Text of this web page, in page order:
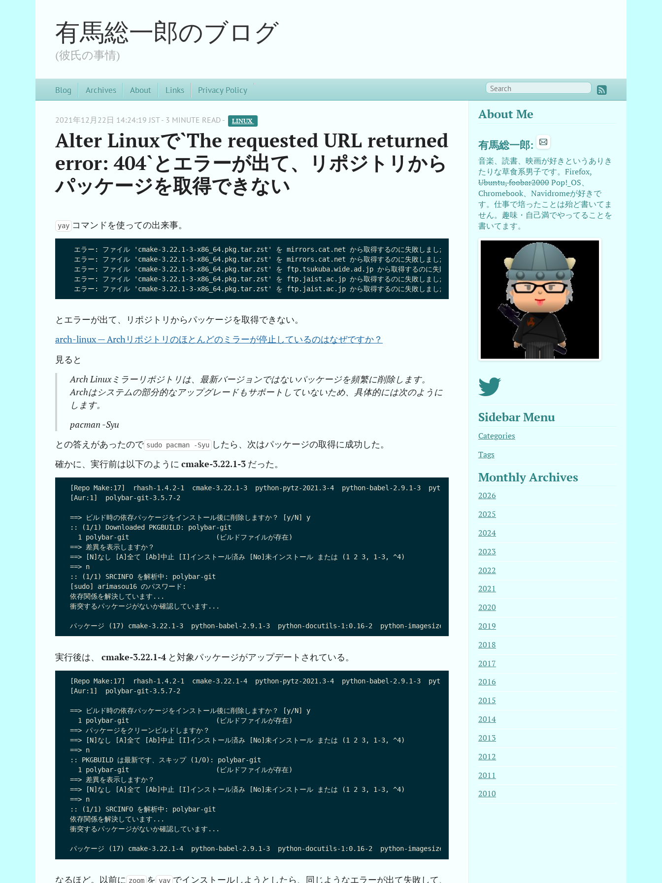
有馬総一郎のブログ
(彼氏の事情)
Blog Archives About Links Privacy Policy
2021年12月22日 14:24:19 JST - 3 MINUTE READ - LINUX
Alter Linuxで`The requested URL returned
error: 404`とエラーが出て、リポジトリから
パッケージを取得できない
yay コマンドを使っての出来事。
エラー: ファイル 'cmake-3.22.1-3-x86_64.pkg.tar.zst' を mirrors.cat.net から取得するのに失敗しました : The requested URL returned error: 404
エラー: ファイル 'cmake-3.22.1-3-x86_64.pkg.tar.zst' を mirrors.cat.net から取得するのに失敗しました : The requested URL returned error: 404
エラー: ファイル 'cmake-3.22.1-3-x86_64.pkg.tar.zst' を ftp.tsukuba.wide.ad.jp から取得するのに失敗しました : The requested URL returned error: 404
エラー: ファイル 'cmake-3.22.1-3-x86_64.pkg.tar.zst' を ftp.jaist.ac.jp から取得するのに失敗しました : The requested URL returned error: 404
とエラーが出て、リポジトリからパッケージを取得できない。
arch-linux — Archリポジトリのほとんどのミラーが停止しているのはなぜですか？
見ると
Arch Linuxミラーリポジトリは、最新バージョンではないパッケージを頻繁に削除します。
Archはシステムの部分的なアップグレードもサポートしていないため、具体的には次のように
します。
pacman -Syu
との答えがあったので sudo pacman -Syu したら、次はパッケージの取得に成功した。
確かに、実行前は以下のように cmake-3.22.1-3 だった。
[Repo Make:17]  rhash-1.4.2-1  cmake-3.22.1-3  python-pytz-2021.3-4  python-babel-2.9.1-3  python-docutils-1:0.16-2  python-imagesize-1.3.0-3
[Aur:1]  polybar-git-3.5.7-2
==> ビルド時の依存パッケージをインストール後に削除しますか？ [y/N] y
:: (1/1) Downloaded PKGBUILD: polybar-git
  1 polybar-git                      (ビルドファイルが存在)
==> 差異を表示しますか？
==> [N]なし [A]全て [Ab]中止 [I]インストール済み [No]未インストール または (1 2 3, 1-3, ^4)
==> n
:: (1/1) SRCINFO を解析中: polybar-git
[sudo] arimasou16 のパスワード:
依存関係を解決しています...
衝突するパッケージがないか確認しています...
実行後は、 cmake-3.22.1-4 と対象パッケージがアップデートされている。
[Repo Make:17]  rhash-1.4.2-1  cmake-3.22.1-4  python-pytz-2021.3-4  python-babel-2.9.1-3  python-docutils-1:0.16-2  python-imagesize-1.3.0-3
[Aur:1]  polybar-git-3.5.7-2
==> ビルド時の依存パッケージをインストール後に削除しますか？ [y/N] y
  1 polybar-git                      (ビルドファイルが存在)
==> パッケージをクリーンビルドしますか？
==> [N]なし [A]全て [Ab]中止 [I]インストール済み [No]未インストール または (1 2 3, 1-3, ^4)
==> n
:: PKGBUILD は最新です、スキップ (1/0): polybar-git
  1 polybar-git                      (ビルドファイルが存在)
==> 差異を表示しますか？
==> [N]なし [A]全て [Ab]中止 [I]インストール済み [No]未インストール または (1 2 3, 1-3, ^4)
==> n
:: (1/1) SRCINFO を解析中: polybar-git
依存関係を解決しています...
衝突するパッケージがないか確認しています...
なるほど。以前に zoom を yay でインストールしようとしたら、同じようなエラーが出て失敗して、
About Me
有馬総一郎:
音楽、読書、映画が好きというありき
たりな草食系男子です。Firefox,
Ubuntu, foobar2000Pop!_OS、
Chromebook、Navidromeが好きで
す。仕事で培ったことは殆ど書いてま
せん。趣味・自己満でやってることを
書いてます。
Sidebar Menu
Categories
Tags
Monthly Archives
2026
2025
2024
2023
2022
2021
2020
2019
2018
2017
2016
2015
2014
2013
2012
2011
2010